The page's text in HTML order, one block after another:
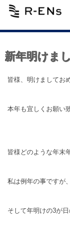
新年明けま
皆様、明けましてお
本年も宜しくお願い
皆様どのような年末
私は例年の事ですが
そして年明けの3が